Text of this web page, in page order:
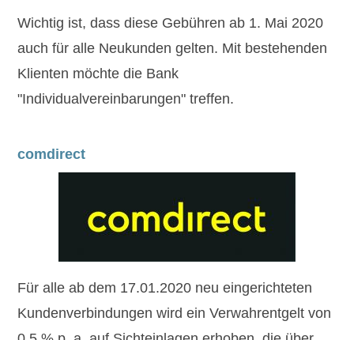
Wichtig ist, dass diese Gebühren ab 1. Mai 2020
auch für alle Neukunden gelten. Mit bestehenden
Klienten möchte die Bank
"Individualvereinbarungen" treffen.
comdirect
Für alle ab dem 17.01.2020 neu eingerichteten
Kundenverbindungen wird ein Verwahrentgelt von